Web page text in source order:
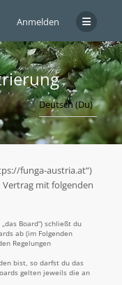
Anmelden
funga-austria.at“)
mit folgenden
Board“) schließt du
ab (im Folgenden
Regelungen
bist, so darfst du das
gelten jeweils die an